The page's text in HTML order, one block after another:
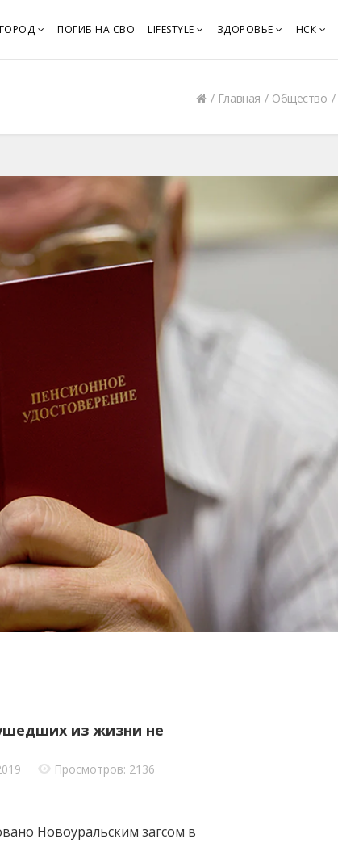
ГОРОД ПОГИБ НА СВО LIFESTYLE ЗДОРОВЬЕ НСК
Главная Общество
из жизни не
Просмотров: 2136
Новоуральским загсом в